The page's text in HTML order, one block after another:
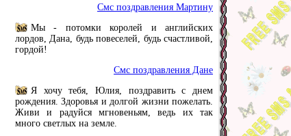
Смс поздравления Мартину
Мы - потомки королей и английских
лордов, Дана, будь повеселей, будь счастливой,
гордой!
Смс поздравления Дане
Я хочу тебя, Юлия, поздравить с днем
рождения. Здоровья и долгой жизни пожелать.
Живи и радуйся мгновеньям, ведь их так
много светлых на земле.